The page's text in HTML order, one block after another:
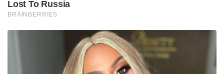
മൂന്ന് മത്സരങ്ങൾ കഴിഞ്ഞു, അതിലൊന്നിലും
അദ്ദേഹത്തിന്റെ ഓരോ ഇന്നിംഗ്‌സും സ്വാധീനം
ചെലുത്തിയിട്ടുണ്ട്. ഒരു ഇംപാക്ട് ഇൻഡക്സ്
ഉണ്ടായിരുന്നെങ്കിൽ, അദ്ദേഹം ഒന്നാം സ്ഥാനത്ത്